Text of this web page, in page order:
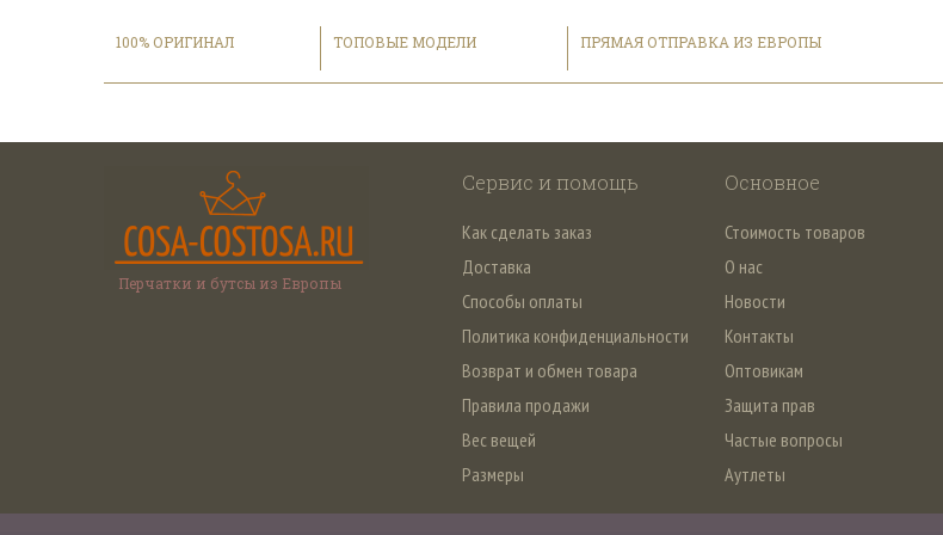
100% ОРИГИНАЛ ТОПОВЫЕ МОДЕЛИ ПРЯМАЯ ОТПРАВКА ИЗ ЕВРОПЫ
Перчатки и бутсы из Европы
Сервис и помощь
Как сделать заказ
Доставка
Способы оплаты
Политика конфиденциальности
Возврат и обмен товара
Правила продажи
Вес вещей
Размеры
Основное
Стоимость товаров
О нас
Новости
Контакты
Оптовикам
Защита прав
Частые вопросы
Аутлеты